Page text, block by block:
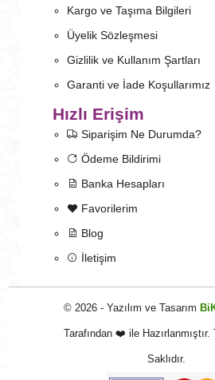
Kargo ve Taşıma Bilgileri
Üyelik Sözleşmesi
Gizlilik ve Kullanım Şartları
Garanti ve İade Koşullarımız
Hızlı Erişim
Siparişim Ne Durumda?
Ödeme Bildirimi
Banka Hesapları
Favorilerim
Blog
İletişim
© 2026 - Yazılım ve Tasarım
Tarafından ❤️ ile Hazırlanmıştır.
Saklıdır.